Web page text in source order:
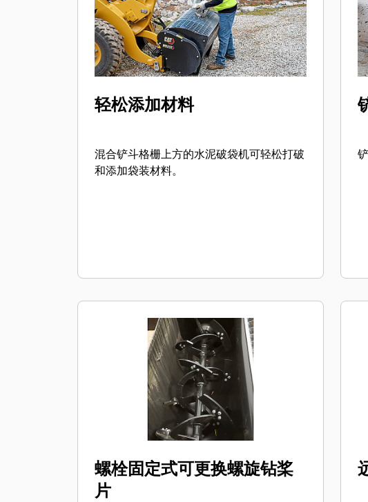
轻松添加材料
混合铲斗格栅上方的水泥破袋机可轻松打破
和添加袋装材料。
螺栓固定式可更换螺旋钻桨
片